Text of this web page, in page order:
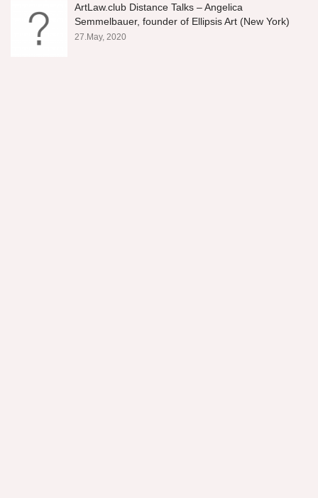
ArtLaw.club Distance Talks – Angelica
Semmelbauer, founder of Ellipsis Art (New York)
27.May, 2020